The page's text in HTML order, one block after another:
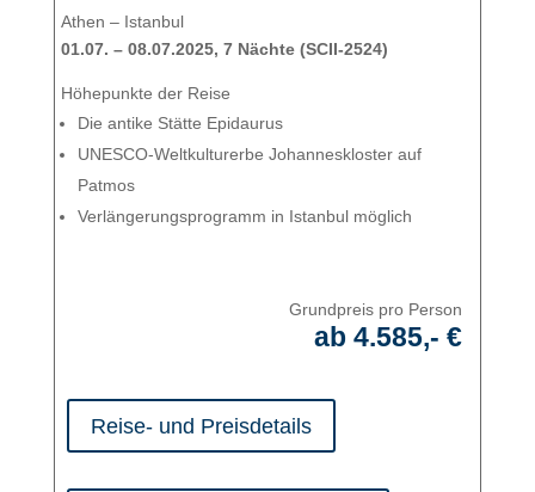
Athen – Istanbul
01.07. – 08.07.2025, 7 Nächte (SCII-2524)
Höhepunkte der Reise
Die antike Stätte Epidaurus
UNESCO-Weltkulturerbe Johanneskloster auf
Patmos
Verlängerungsprogramm in Istanbul möglich
Grundpreis pro Person
ab 4.585,- €
Reise- und Preisdetails